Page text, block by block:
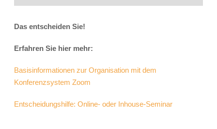
Das entscheiden Sie!
Erfahren Sie hier mehr:
Basisinformationen zur Organisation mit dem
Konferenzsystem Zoom
Entscheidungshilfe: Online- oder Inhouse-Seminar